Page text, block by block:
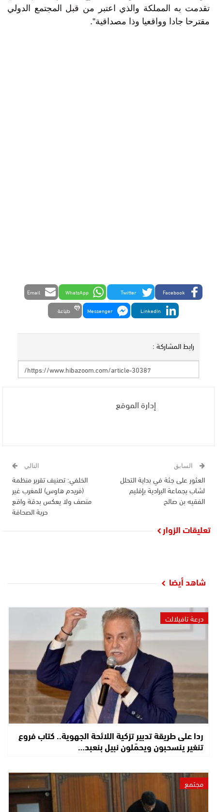
تقدمت به المملكة والذي اعتبر من قبل المجتمع الدولي
مقترحا جادا وواقعيا وذا مصداقية”.
Facebook
Twitter
WhatsApp
Email
LinkedIn
Messenger طباعة
رابط المشاركة :
إدارة الموقع
السابق
العثور على جثة في بداية التحلل
لشاب بجماعة البرادية بإقليم
الفقيه بن صالح
التالي
الخلفي: تصنيف تقرير منظمة
(فريدم هاوس) للمغرب غير
منصف ولا يعكس بدقة واقع
حرية الصحافة
تعليقات الزوار
شاهد أيضا
درعة تافيلالت
ردا على طريقة تدبير تزكية اللائحة الجهوية.. كتاب فروع
تنغير ينسحبون ويحمّلون نبيل بنعبد…
مجتمع